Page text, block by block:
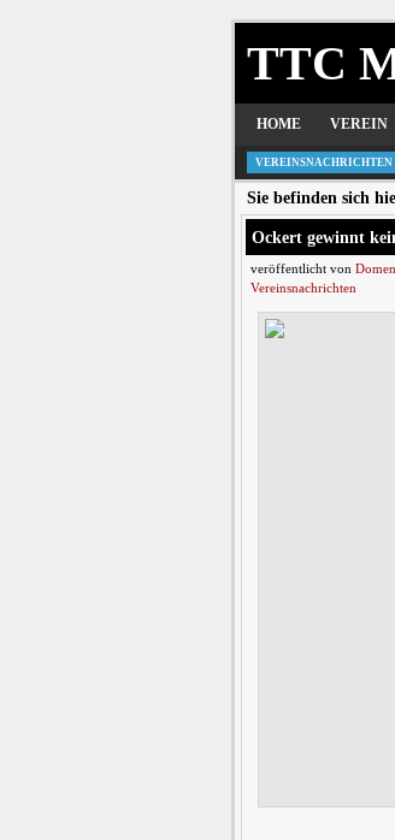
TTC
HOME VEREIN
VEREINSNACHRICHTEN
Sie befinden sich
Ockert gewinnt
veröffentlicht von
Vereinsnachrichten